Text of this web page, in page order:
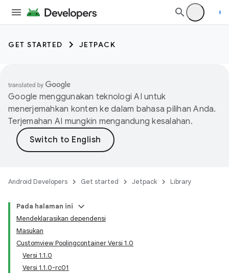
GET STARTED JETPACK
Google menggunakan teknologi AI untuk
menerjemahkan konten ke dalam bahasa pilihan Anda.
Terjemahan AI mungkin mengandung kesalahan.
Android Developers Get started Jetpack Library
Pada halaman ini
Mendeklarasikan dependensi
Masukan
Customview Poolingcontainer Versi 1.0
Versi 1.1.0
Versi 1.1.0-rc01